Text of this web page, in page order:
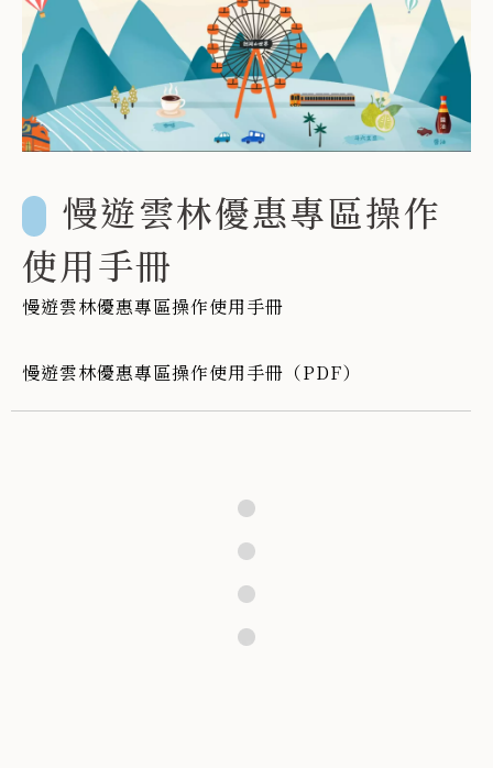
慢遊雲林優惠專區操作
使用手冊
慢遊雲林優惠專區操作使用手冊
慢遊雲林優惠專區操作使用手冊（PDF）